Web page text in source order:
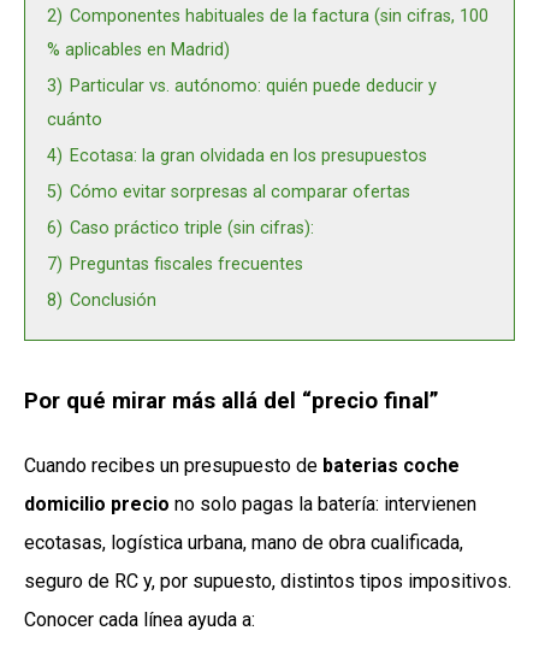
2) Componentes habituales de la factura (sin cifras, 100
% aplicables en Madrid)
3) Particular vs. autónomo: quién puede deducir y
cuánto
4) Ecotasa: la gran olvidada en los presupuestos
5) Cómo evitar sorpresas al comparar ofertas
6) Caso práctico triple (sin cifras):
7) Preguntas fiscales frecuentes
8) Conclusión
Por qué mirar más allá del “precio final”
Cuando recibes un presupuesto de baterias coche
domicilio precio no solo pagas la batería: intervienen
ecotasas, logística urbana, mano de obra cualificada,
seguro de RC y, por supuesto, distintos tipos impositivos.
Conocer cada línea ayuda a: